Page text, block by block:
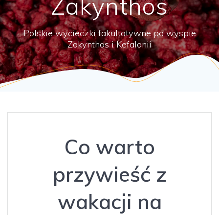
Polskie wycieczki fakultatywne po wyspie
Zakynthos i Kefalonii
Co warto
przywieść z
wakacji na